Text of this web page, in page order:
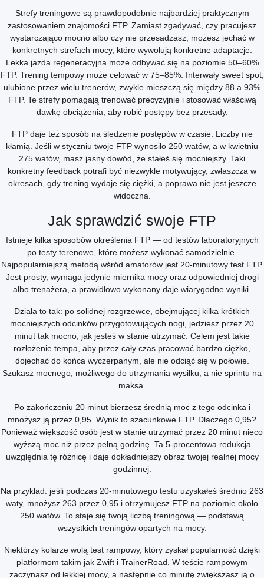
Strefy treningowe są prawdopodobnie najbardziej praktycznym
zastosowaniem znajomości FTP. Zamiast zgadywać, czy pracujesz
wystarczająco mocno albo czy nie przesadzasz, możesz jechać w
konkretnych strefach mocy, które wywołują konkretne adaptacje.
Lekka jazda regeneracyjna może odbywać się na poziomie 50–60%
FTP. Trening tempowy może celować w 75–85%. Interwały sweet spot,
ulubione przez wielu trenerów, zwykle mieszczą się między 88 a 93%
FTP. Te strefy pomagają trenować precyzyjnie i stosować właściwą
dawkę obciążenia, aby robić postępy bez przesady.
FTP daje też sposób na śledzenie postępów w czasie. Liczby nie
kłamią. Jeśli w styczniu twoje FTP wynosiło 250 watów, a w kwietniu
275 watów, masz jasny dowód, że stałeś się mocniejszy. Taki
konkretny feedback potrafi być niezwykle motywujący, zwłaszcza w
okresach, gdy trening wydaje się ciężki, a poprawa nie jest jeszcze
widoczna.
Jak sprawdzić swoje FTP
Istnieje kilka sposobów określenia FTP — od testów laboratoryjnych
po testy terenowe, które możesz wykonać samodzielnie.
Najpopularniejszą metodą wśród amatorów jest 20-minutowy test FTP.
Jest prosty, wymaga jedynie miernika mocy oraz odpowiedniej drogi
albo trenażera, a prawidłowo wykonany daje wiarygodne wyniki.
Działa to tak: po solidnej rozgrzewce, obejmującej kilka krótkich
mocniejszych odcinków przygotowujących nogi, jedziesz przez 20
minut tak mocno, jak jesteś w stanie utrzymać. Celem jest takie
rozłożenie tempa, aby przez cały czas pracować bardzo ciężko,
dojechać do końca wyczerpanym, ale nie odciąć się w połowie.
Szukasz mocnego, możliwego do utrzymania wysiłku, a nie sprintu na
maksa.
Po zakończeniu 20 minut bierzesz średnią moc z tego odcinka i
mnożysz ją przez 0,95. Wynik to szacunkowe FTP. Dlaczego 0,95?
Ponieważ większość osób jest w stanie utrzymać przez 20 minut nieco
wyższą moc niż przez pełną godzinę. Ta 5-procentowa redukcja
uwzględnia tę różnicę i daje dokładniejszy obraz twojej realnej mocy
godzinnej.
Na przykład: jeśli podczas 20-minutowego testu uzyskałeś średnio 263
waty, mnożysz 263 przez 0,95 i otrzymujesz FTP na poziomie około
250 watów. To staje się twoją liczbą treningową — podstawą
wszystkich treningów opartych na mocy.
Niektórzy kolarze wolą test rampowy, który zyskał popularność dzięki
platformom takim jak Zwift i TrainerRoad. W teście rampowym
zaczynasz od lekkiej mocy, a następnie co minutę zwiększasz ją o